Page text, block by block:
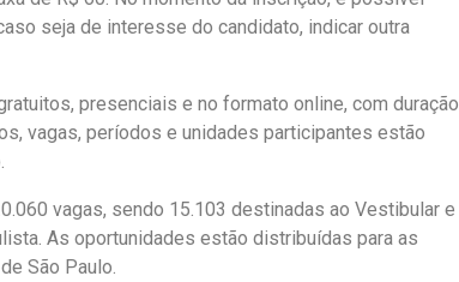
seja de interesse do candidato, indicar outra
presenciais e no formato online, com duração
vagas, períodos e unidades participantes estão
vagas, sendo 15.103 destinadas ao Vestibular e
As oportunidades estão distribuídas para as
São Paulo.